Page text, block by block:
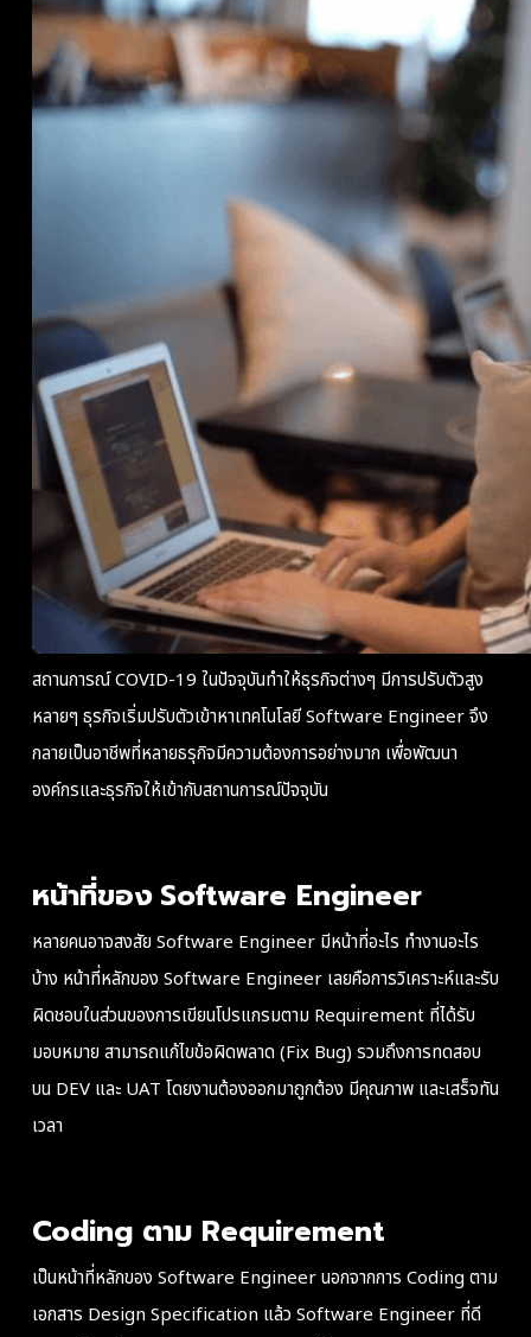
สถานการณ์ COVID-19 ในปัจจุบันทำให้ธุรกิจต่างๆ มีการปรับตัวสูง
หลายๆ ธุรกิจเริ่มปรับตัวเข้าหาเทคโนโลยี Software Engineer จึง
กลายเป็นอาชีพที่หลายธรุกิจมีความต้องการอย่างมาก เพื่อพัฒนา
องค์กรและธุรกิจให้เข้ากับสถานการณ์ปัจจุบัน
หน้าที่ของSoftware Engineer
หลายคนอาจสงสัย Software Engineer มีหน้าที่อะไร ทำงานอะไร
บ้าง หน้าที่หลักของ Software Engineer เลยคือการวิเคราะห์และรับ
ผิดชอบในส่วนของการเขียนโปรแกรมตาม Requirement ที่ได้รับ
มอบหมาย สามารถแก้ไขข้อผิดพลาด (Fix Bug) รวมถึงการทดสอบ
บน DEV และ UAT โดยงานต้องออกมาถูกต้อง มีคุณภาพ และเสร็จทัน
เวลา
Coding ตาม Requirement
เป็นหน้าที่หลักของ Software Engineer นอกจากการ Coding ตาม
เอกสาร Design Specification แล้ว Software Engineer ที่ดี